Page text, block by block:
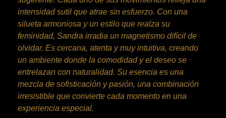
intensidad sutil que atrae sin esfuerzo. Con una
silueta armoniosa y un estilo que realza su
feminidad, Sandra irradia un magnetismo difícil de
olvidar. Es cercana, atenta y muy intuitiva, creando
un ambiente donde la comodidad y el deseo se
entrelazan con naturalidad. Su esencia es una
mezcla de sofisticación y pasión, una combinación
irresistible que convierte cada momento en una
experiencia especial.